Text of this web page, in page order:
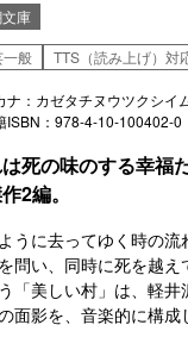
庫
一般
TTS（読み上げ）対
ナ：カゼタチヌウツクシイ
ISBN：978-4-10-100402-0
死の味のする幸福
2編。
うに去ってゆく時の
問い、同時に死を越
「美しい村」は、軽
面影を、音楽的に構成